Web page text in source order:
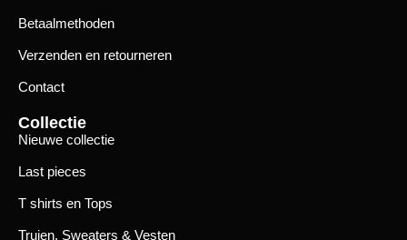
Betaalmethoden
Verzenden en retourneren
Contact
Collectie
Nieuwe collectie
Last pieces
T shirts en Tops
Truien, Sweaters & Vesten